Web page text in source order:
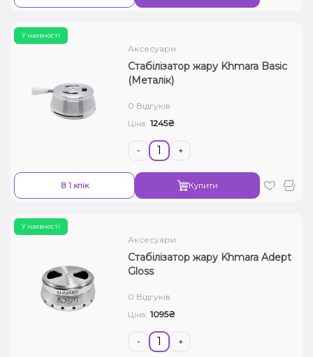
У наявності
Аксесуари
Стабілізатор жару Khmara Basic
(Металік)
0 Відгуків
Ціна: 1245₴
- +
В 1 клік Купити
У наявності
Аксесуари
Стабілізатор жару Khmara Adept
Gloss
0 Відгуків
Ціна: 1095₴
- +